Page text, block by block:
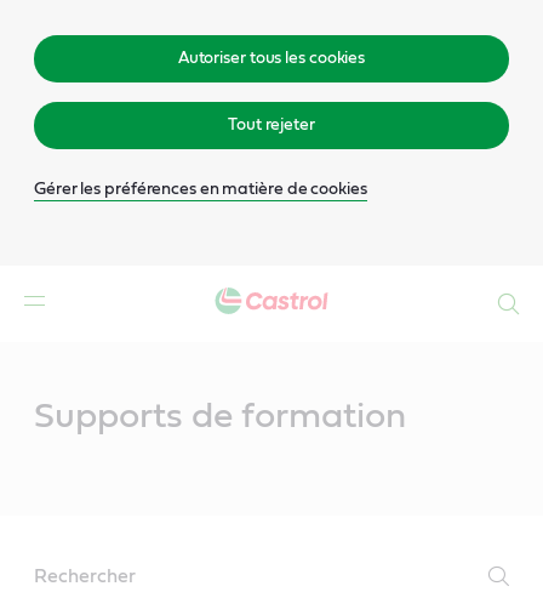
Autoriser tous les cookies
Tout rejeter
Gérer les préférences en matière de cookies
Supports de formation
LEARN